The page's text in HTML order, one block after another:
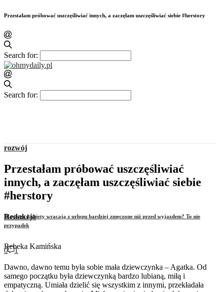
Przestałam próbować uszczęśliwiać innych, a zaczęłam uszczęśliwiać siebie #herstory
Search for:
Search for:
Dlaczego kobiety wracają z urlopu bardziej zmęczone niż przed wyjazdem? To nie
przypadek
Rebeka Kamińska
rozwój
Przestałam próbować uszczęśliwiać
innych, a zaczęłam uszczęśliwiać siebie
#herstory
Redakcja
0
1
Dawno, dawno temu była sobie mała dziewczynka – Agatka. Od
samego początku była dziewczynką bardzo lubianą, miłą i
empatyczną. Umiała dzielić się wszystkim z innymi, przekładała